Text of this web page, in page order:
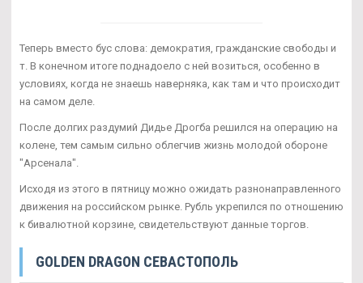
Теперь вместо бус слова: демократия, гражданские свободы и
т. В конечном итоге поднадоело с ней возиться, особенно в
условиях, когда не знаешь наверняка, как там и что происходит
на самом деле.
После долгих раздумий Дидье Дрогба решился на операцию на
колене, тем самым сильно облегчив жизнь молодой обороне
"Арсенала".
Исходя из этого в пятницу можно ожидать разнонаправленного
движения на российском рынке. Рубль укрепился по отношению
к бивалютной корзине, свидетельствуют данные торгов.
GOLDEN DRAGON СЕВАСТОПОЛЬ